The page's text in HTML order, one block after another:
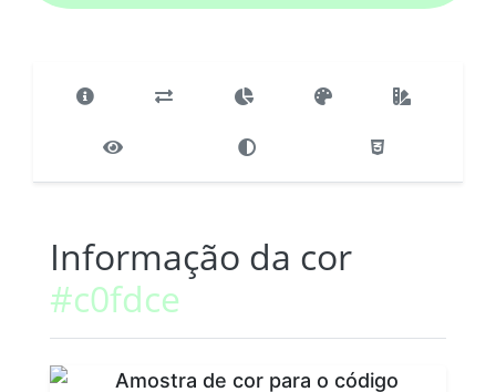
Informação da cor
#c0fdce